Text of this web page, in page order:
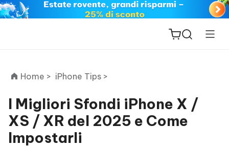
ReiBoot
for iOS
Home > iPhone Tips >
I Migliori Sfondi iPhone X /
XS / XR del 2025 e Come
Impostarli